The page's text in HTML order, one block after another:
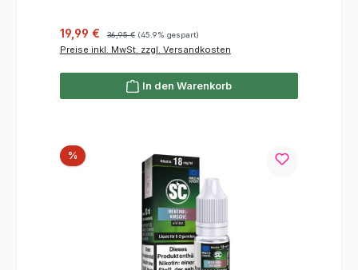
Verkaufspreis:
19,99 € Regulärer Preis:
36,95 € (45.9% gespart)
Preise inkl. MwSt. zzgl. Versandkosten
In den Warenkorb
%Rabatt